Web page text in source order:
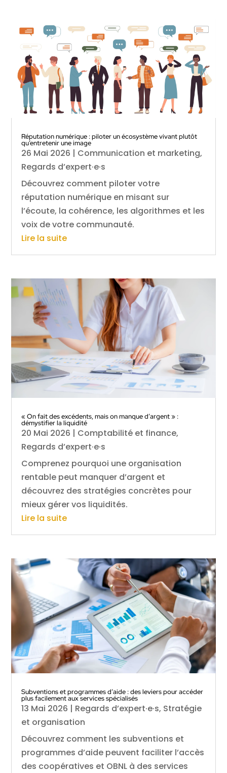
Réputation numérique : piloter un écosystème vivant plutôt
qu’entretenir une image
26 Mai 2026 | Communication et marketing,
Regards d’expert·e·s
Découvrez comment piloter votre
réputation numérique en misant sur
l’écoute, la cohérence, les algorithmes et les
voix de votre communauté.
Lire la suite
« On fait des excédents, mais on manque d’argent » :
démystifier la liquidité
20 Mai 2026 | Comptabilité et finance,
Regards d’expert·e·s
Comprenez pourquoi une organisation
rentable peut manquer d’argent et
découvrez des stratégies concrètes pour
mieux gérer vos liquidités.
Lire la suite
Subventions et programmes d’aide : des leviers pour accéder
plus facilement aux services spécialisés
13 Mai 2026 | Regards d’expert·e·s, Stratégie
et organisation
Découvrez comment les subventions et
programmes d’aide peuvent faciliter l’accès
des coopératives et OBNL à des services